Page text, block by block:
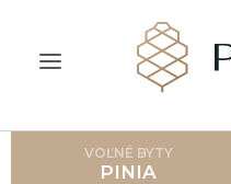
VOĽNÉ BYTY
PINIA